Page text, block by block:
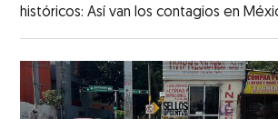
históricos: Así van los contagios en